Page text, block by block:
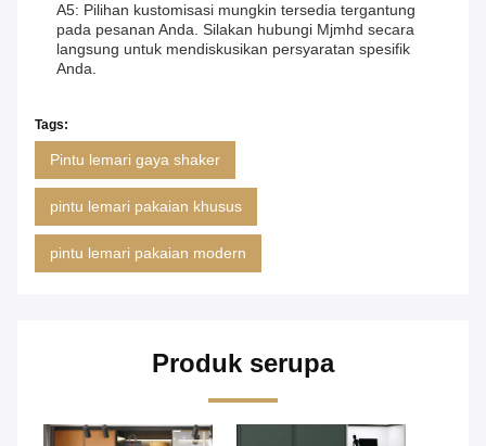
A5: Pilihan kustomisasi mungkin tersedia tergantung
pada pesanan Anda. Silakan hubungi Mjmhd secara
langsung untuk mendiskusikan persyaratan spesifik
Anda.
Tags:
Pintu lemari gaya shaker
pintu lemari pakaian khusus
pintu lemari pakaian modern
Produk serupa